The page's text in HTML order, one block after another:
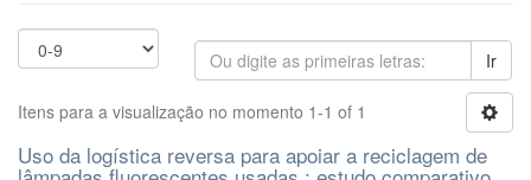
Ir
Itens para a visualização no momento 1-1 of 1
Uso da logística reversa para apoiar a reciclagem de